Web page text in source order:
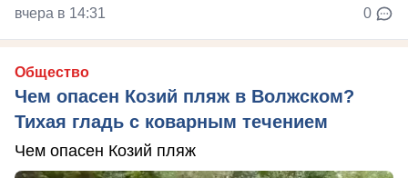
вчера в 14:31 0
Общество
Чем опасен Козий пляж в Волжском?
Тихая гладь с коварным течением
Чем опасен Козий пляж